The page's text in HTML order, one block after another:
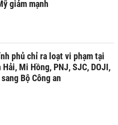
giảm mạnh
phủ chỉ ra loạt vi phạm tại
Hải, Mi Hồng, PNJ, SJC, DOJI,
Bộ Công an